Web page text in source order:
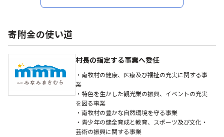
寄附金の使い道
村長の指定する事業へ委任
・南牧村の健康、医療及び福祉の充実に関する事
業
・特色を生かした観光業の振興、イベントの充実
を図る事業
・南牧村の豊かな自然環境を守る事業
・青少年の健全育成と教育、スポーツ及び文化・
芸術の振興に関する事業